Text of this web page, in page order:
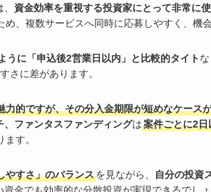
資金効率を重視する投資家にとって非常に
め、複数サービスへ同時に応募しやすく、機
うに「申込後2営業日以内」と比較的タイト
さに差があります。
力的ですが、その分入金期限が短めなケース
、ファンタスファンディングは案件ごとに2
す。
やすさ」のバランスを見ながら、
自分の投資